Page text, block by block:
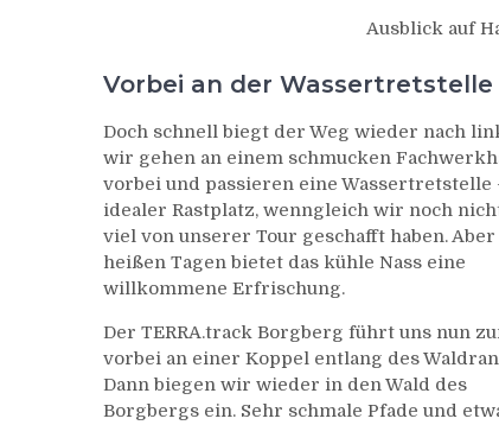
Ausblick auf
Vorbei an der Wassertretstelle
Doch schnell biegt der Weg wieder nach
wir gehen an einem schmucken
vorbei und passieren eine Wassertretstelle
idealer Rastplatz, wenngleich wir noch
viel von unserer Tour geschafft haben. Aber
heißen Tagen bietet das kühle Nass eine
willkommene Erfrischung.
Der TERRA.track Borgberg führt uns nun
vorbei an einer Koppel entlang des
Dann biegen wir wieder in den Wald des
Borgbergs ein. Sehr schmale Pfade und